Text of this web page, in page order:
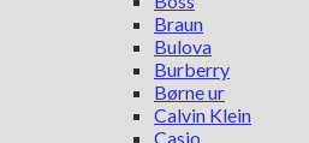
Braun
Bulova
Burberry
Børne ur
Calvin Klein
Casio